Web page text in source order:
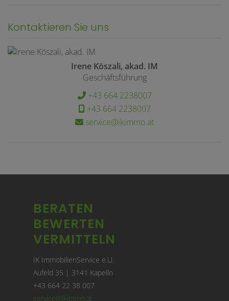
Kontaktieren Sie uns
Irene Köszali, akad. IM
Geschäftsführung
+43 664 2238007
+43 664 2238007
service@ikimmo.at
BERATEN
BEWERTEN
VERMITTELN
IK ImmobilienService e.U.
Aufeld 35 | 3141 Kapelln
+43 664 22 38 007
service@ikimmo.at